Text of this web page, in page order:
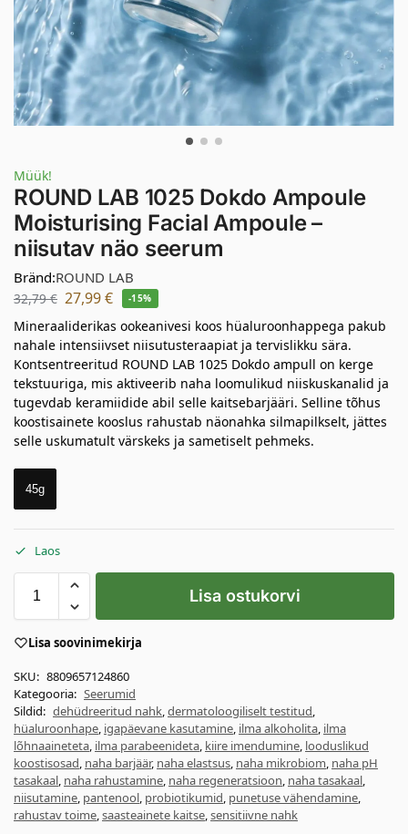
Müük!
ROUND LAB 1025 Dokdo Ampoule
Moisturising Facial Ampoule –
niisutav näo seerum
Bränd:ROUND LAB
32,79€ 27,99€ -15%
Mineraaliderikas ookeanivesi koos hüaluroonhappega pakub
nahale intensiivset niisutusteraapiat ja tervislikku sära.
Kontsentreeritud ROUND LAB 1025 Dokdo ampull on kerge
tekstuuriga, mis aktiveerib naha loomulikud niiskuskanalid ja
tugevdab keramiidide abil selle kaitsebarjääri. Selline tõhus
koostisainete kooslus rahustab näonahka silmapilkselt, jättes
selle uskumatult värskeks ja sametiselt pehmeks.
45g
Laos
Lisa ostukorvi
Lisa soovinimekirja
SKU: 8809657124860
Kategooria: Seerumid
Sildid: dehüdreeritud nahk,dermatoloogiliselt testitud,
hüaluroonhape, igapäevane kasutamine, ilma alkoholita, ilma
lõhnaaineteta, ilma parabeenideta, kiire imendumine, looduslikud
koostisosad, naha barjäär, naha elastsus, naha mikrobiom, naha pH
tasakaal, naha rahustamine, naha regeneratsioon, naha tasakaal,
niisutamine, pantenool, probiotikumid, punetuse vähendamine,
rahustav toime,saasteainete kaitse,sensitiivne nahk